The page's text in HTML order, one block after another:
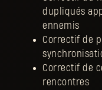
dupliqués
ennemis
Correctif de
Correctif de
rencontres